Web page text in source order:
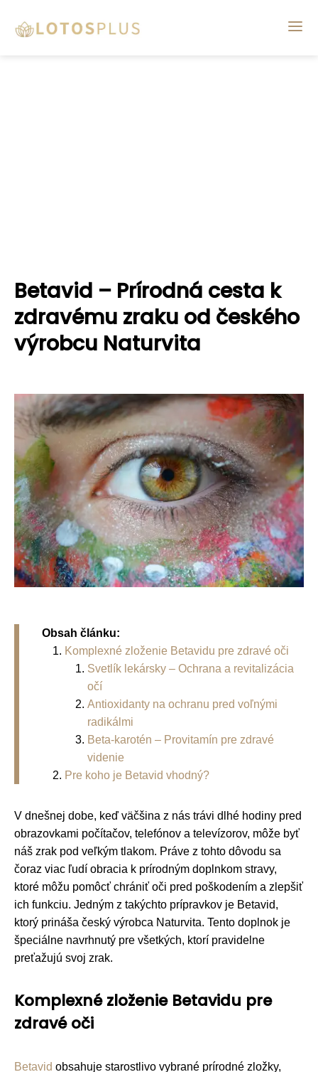
Betavid – Prírodná cesta k
zdravému zraku od českého
výrobcu Naturvita
Obsah článku:
Komplexné zloženie Betavidu pre zdravé oči
Svetlík lekársky – Ochrana a revitalizácia
očí
Antioxidanty na ochranu pred voľnými
radikálmi
Beta-karotén – Provitamín pre zdravé
videnie
Pre koho je Betavid vhodný?
V dnešnej dobe, keď väčšina z nás trávi dlhé hodiny pred
obrazovkami počítačov, telefónov a televízorov, môže byť
náš zrak pod veľkým tlakom. Práve z tohto dôvodu sa
čoraz viac ľudí obracia k prírodným doplnkom stravy,
ktoré môžu pomôcť chrániť oči pred poškodením a zlepšiť
ich funkciu. Jedným z takýchto prípravkov je Betavid,
ktorý prináša český výrobca Naturvita. Tento doplnok je
špeciálne navrhnutý pre všetkých, ktorí pravidelne
preťažujú svoj zrak.
Komplexné zloženie Betavidu pre
zdravé oči
Betavid obsahuje starostlivo vybrané prírodné zložky,